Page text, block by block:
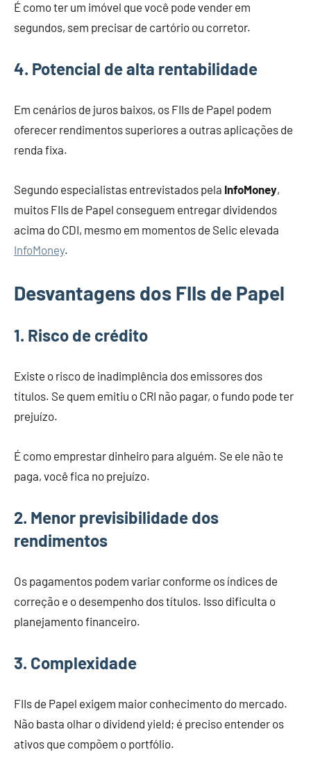
É como ter um imóvel que você pode vender em
segundos, sem precisar de cartório ou corretor.
4. Potencial de alta rentabilidade
Em cenários de juros baixos, os FIIs de Papel podem
oferecer rendimentos superiores a outras aplicações de
renda fixa.
Segundo especialistas entrevistados pela InfoMoney,
muitos FIIs de Papel conseguem entregar dividendos
acima do CDI, mesmo em momentos de Selic elevada
InfoMoney.
Desvantagens dos FIIs de Papel
1. Risco de crédito
Existe o risco de inadimplência dos emissores dos
títulos. Se quem emitiu o CRI não pagar, o fundo pode ter
prejuízo.
É como emprestar dinheiro para alguém. Se ele não te
paga, você fica no prejuízo.
2. Menor previsibilidade dos
rendimentos
Os pagamentos podem variar conforme os índices de
correção e o desempenho dos títulos. Isso dificulta o
planejamento financeiro.
3. Complexidade
FIIs de Papel exigem maior conhecimento do mercado.
Não basta olhar o dividend yield; é preciso entender os
ativos que compõem o portfólio.